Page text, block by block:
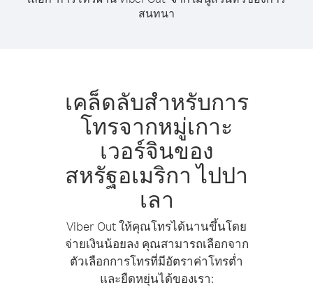
สนทนา
เคล็ดลับสำหรับการ
โทรจากหมู่เกาะ
เวอร์จินของ
สหรัฐอเมริกา ไปปา
เลา
Viber Out ให้คุณโทรได้นานขึ้นโดย
จ่ายเงินน้อยลง คุณสามารถเลือกจาก
ตัวเลือกการโทรที่มีอัตราค่าโทรต่ำ
และยืดหยุ่นได้ของเรา: